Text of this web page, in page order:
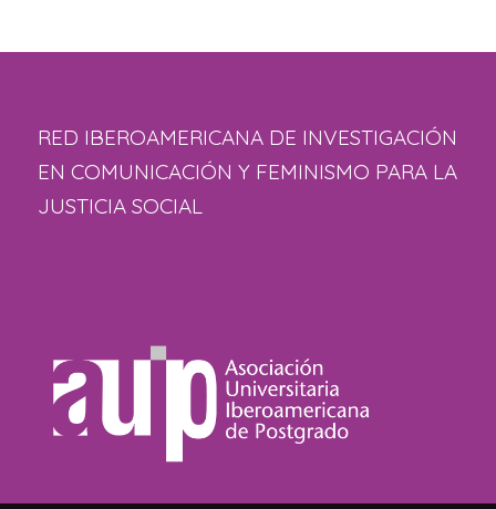
RED IBEROAMERICANA DE INVESTIGACIÓN
EN COMUNICACIÓN Y FEMINISMO PARA LA
JUSTICIA SOCIAL